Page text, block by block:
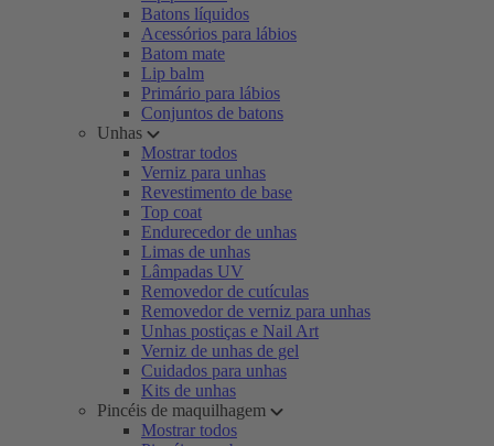
Batons líquidos
Acessórios para lábios
Batom mate
Lip balm
Primário para lábios
Conjuntos de batons
Unhas
Mostrar todos
Verniz para unhas
Revestimento de base
Top coat
Endurecedor de unhas
Limas de unhas
Lâmpadas UV
Removedor de cutículas
Removedor de verniz para unhas
Unhas postiças e Nail Art
Verniz de unhas de gel
Cuidados para unhas
Kits de unhas
Pincéis de maquilhagem
Mostrar todos